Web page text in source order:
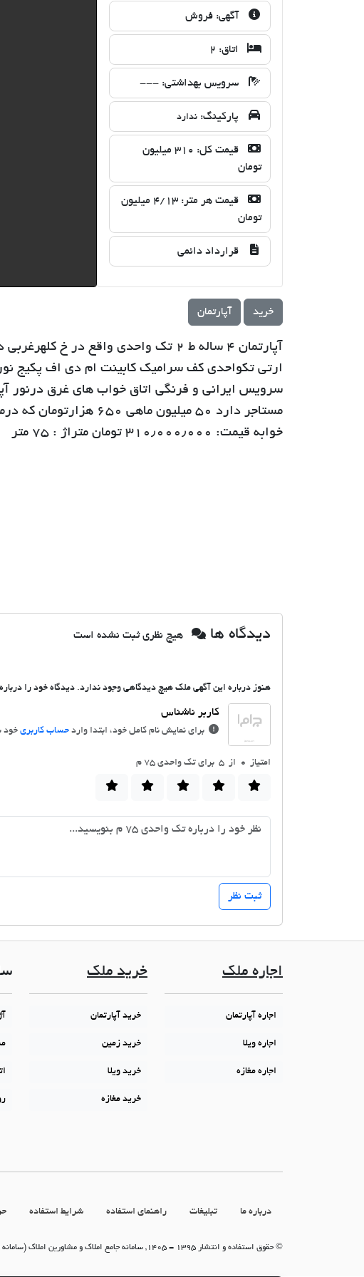
آگهی: فروش
اتاق: 2
سرویس بهداشتی: ---
پارکینگ: ندارد
قیمت کل:
310 میلیون
تومان
قیمت هر متر:
4/13 میلیون
تومان
قرارداد دائمی
خرید آپارتمان
ارتی تکواحدی کف سرامیک کابینت ام دی اف پکیج
سرویس ایرانی و فرنگی اتاق خواب های غرق درنور
مستاجر دارد 50 میلیون
خوابه قیمت: ۳۱۰٫۰۰۰٫۰۰۰ تومان متراژ : ۷۵ متر
دیدگاه ها هیچ نظری ثبت نشده است
هنوز درباره این آگهی ملک هیچ دیدگاهی وجود ندارد. دیدگاه خود را
برای نمایش نام کامل خود، ابتدا وارد حساب کاربری خود
امتیاز 0 از 5 برای تک واحدی 75 م
اجاره ملک
اجاره آپارتمان
اجاره ویلا
اجاره مغازه
خرید ملک
خرید آپارتمان
خرید زمین
خرید ویلا
خرید مغازه
درباره ما تبلیغات راهنمای استفاده شرایط استفاده
© حقوق استفاده و انتشار 1395 - 1405, سامانه جامع املاک و مشاورین املاک (سامانه جاما)